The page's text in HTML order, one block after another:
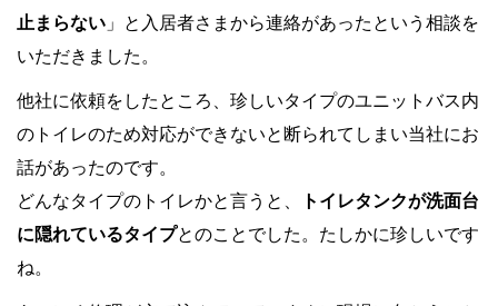
止まらない 」と入居者さまから連絡があったという相談を
いただきました。
他社に依頼をしたところ、珍しいタイプのユニットバス内
のトイレのため対応ができないと断られてしまい当社にお
話があったのです。
どんなタイプのトイレかと言うと、
トイレタンクが洗面台
に隠れているタイプとのことでした。たしかに珍しいです
ね。